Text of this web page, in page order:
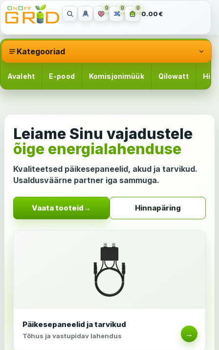
0 0 0
0.00€
Kategooriad
Avaleht E-pood Komisjonimüük Qilowatt
Leiame Sinu vajadustele
õige energialahenduse
Kvaliteetsed päikesepaneelid, akud ja tarvikud.
Usaldusväärne partner iga sammuga.
Vaata tooteid → Hinnapäring
Päikesepaneelid ja tarvikud
Tõhus ja vastupidav lahendus →